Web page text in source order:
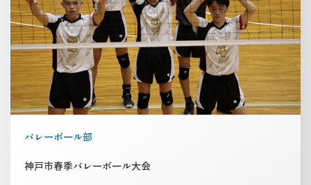
バレーボール部
神戸市春季バレーボール大会